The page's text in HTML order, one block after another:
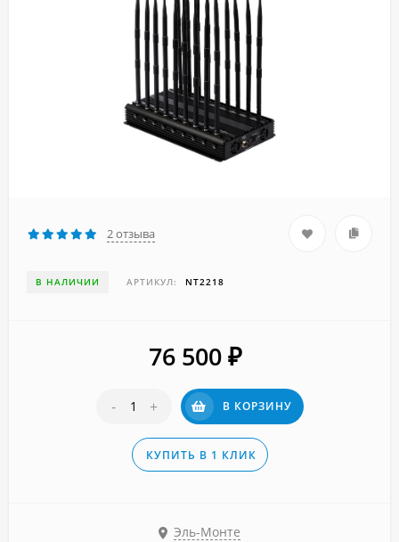
2 отзыва
В НАЛИЧИИ АРТИКУЛ: NT2218
76 500 ₽
- + В КОРЗИНУ
КУПИТЬ В 1 КЛИК
Эль-Монте